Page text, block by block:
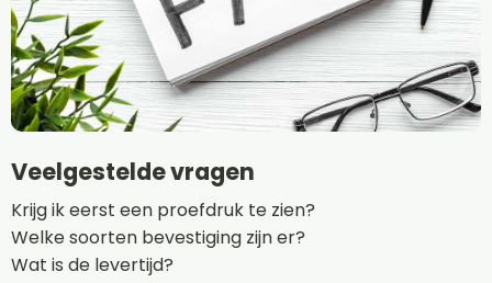
Veelgestelde vragen
Krijg ik eerst een proefdruk te zien?
Welke soorten bevestiging zijn er?
Wat is de levertijd?